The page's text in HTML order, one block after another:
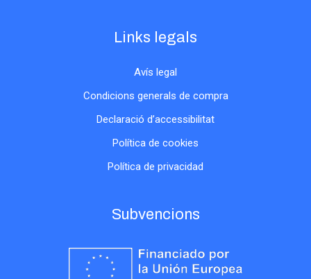
Links legals
Avís legal
Condicions generals de compra
Declaració d’accessibilitat
Política de cookies
Política de privacidad
Subvencions